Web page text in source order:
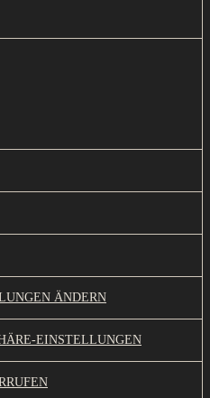
ÄNDERN
EINSTELLUNGEN